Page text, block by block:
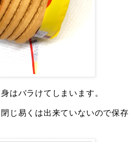
はバラけてしまいます。
じ易くは出来ていないので保存